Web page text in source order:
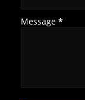
Message *